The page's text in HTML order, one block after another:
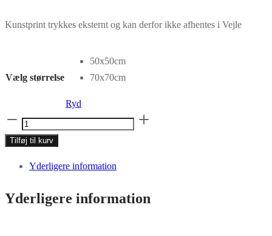
Kunstprint trykkes eksternt og kan derfor ikke afhentes i Vejle
Vælg størrelse
50x50cm
70x70cm
Ryd
Kunstprint
No.013
Tilføj til kurv
Yderligere information
Yderligere information